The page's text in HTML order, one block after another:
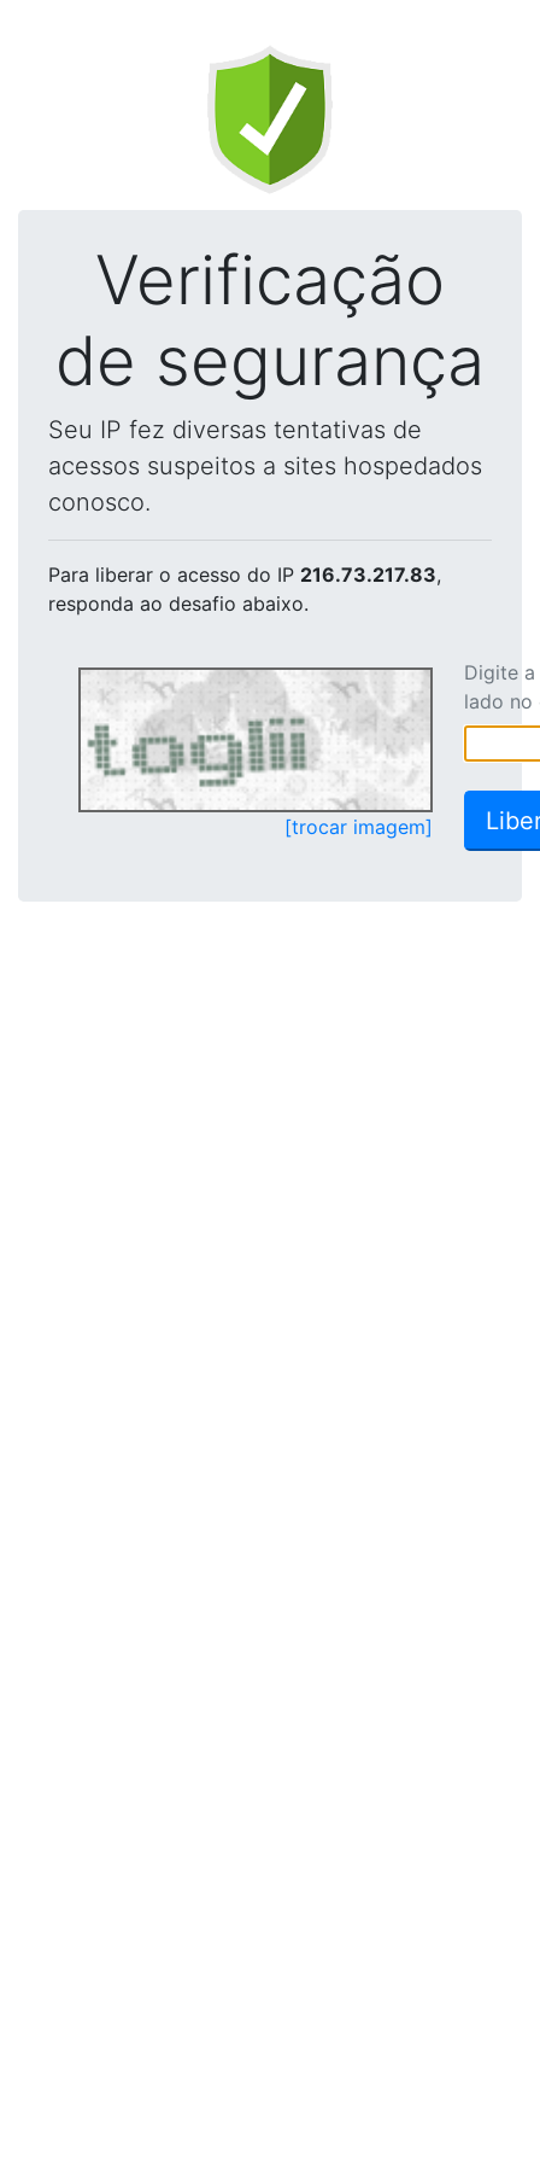
Verificação
de segurança
Seu IP fez diversas tentativas de
acessos suspeitos a sites hospedados
conosco.
Para liberar o acesso do IP 216.73.217.83,
responda ao desafio abaixo.
[trocar imagem]
Digite
lado no